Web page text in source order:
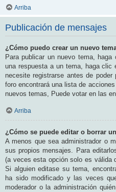
Arriba
Publicación de mensajes
¿Cómo puedo crear un nuevo
Para publicar un nuevo tema,
una respuesta a un tema, haga clic
necesite registrarse antes de
foro encontrará una lista de
nuevos temas, Puede votar en las
Arriba
¿Cómo se puede editar o borrar
A menos que sea administrador o
sus propios mensajes. Para
(a veces esta opción solo es válida
Si alguien editase su tema,
ha sido modificado y las veces
moderador o la administración